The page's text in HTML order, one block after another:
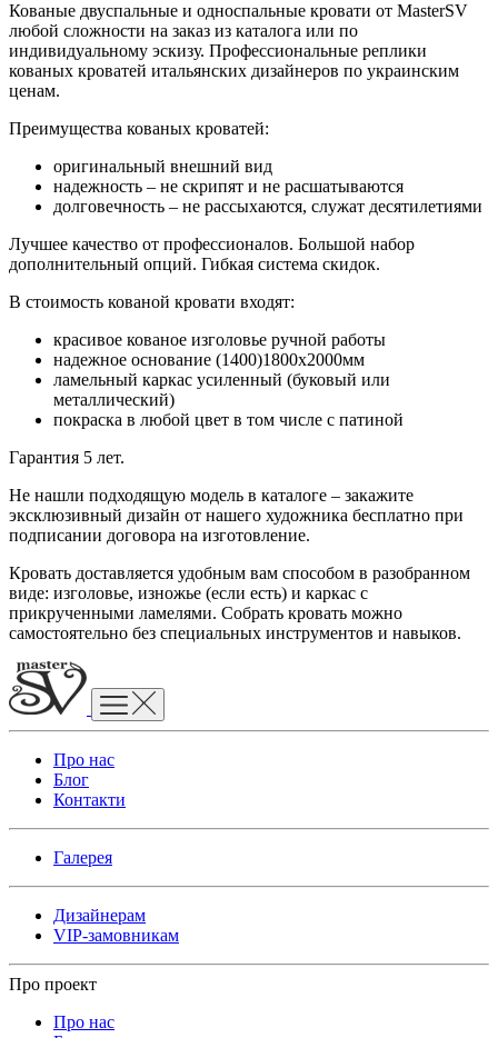
Кованые двуспальные и односпальные кровати от MasterSV
любой сложности на заказ из каталога или по
индивидуальному эскизу. Профессиональные реплики
кованых кроватей итальянских дизайнеров по украинским
ценам.
Преимущества кованых кроватей:
оригинальный внешний вид
надежность – не скрипят и не расшатываются
долговечность – не рассыхаются, служат десятилетиями
Лучшее качество от профессионалов. Большой набор
дополнительный опций. Гибкая система скидок.
В стоимость кованой кровати входят:
красивое кованое изголовье ручной работы
надежное основание (1400)1800х2000мм
ламельный каркас усиленный (буковый или
металлический)
покраска в любой цвет в том числе с патиной
Гарантия 5 лет.
Не нашли подходящую модель в каталоге – закажите
эксклюзивный дизайн от нашего художника бесплатно при
подписании договора на изготовление.
Кровать доставляется удобным вам способом в разобранном
виде: изголовье, изножье (если есть) и каркас с
прикрученными ламелями. Собрать кровать можно
самостоятельно без специальных инструментов и навыков.
Про нас
Блог
Контакти
Галерея
Дизайнерам
VIP-замовникам
Про проект
Про нас